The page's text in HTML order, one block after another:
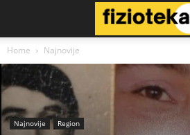
Home Najnovije
Najnovije Region